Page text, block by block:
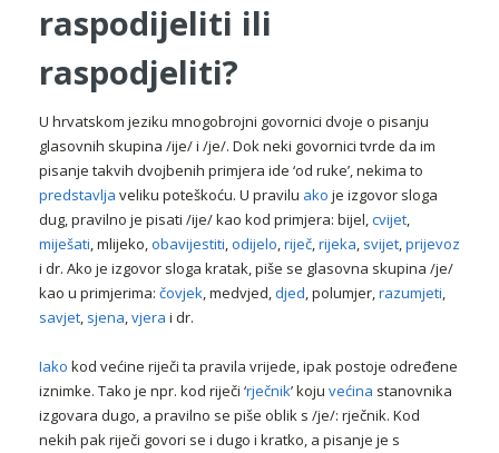
raspodijeliti ili
raspodjeliti?
U hrvatskom jeziku mnogobrojni govornici dvoje o pisanju
glasovnih skupina /ije/ i /je/. Dok neki govornici tvrde da im
pisanje takvih dvojbenih primjera ide ‘od ruke’, nekima to
predstavlja veliku poteškoću. U pravilu ako je izgovor sloga
dug, pravilno je pisati /ije/ kao kod primjera: bijel,cvijet,
miješati, mlijeko,obavijestiti,odijelo,riječ,rijeka, svijet,prijevoz
i dr. Ako je izgovor sloga kratak, piše se glasovna skupina /je/
kao u primjerima: čovjek, medvjed,djed, polumjer,razumjeti,
savjet, sjena,vjera i dr.
Iako kod većine riječi ta pravila vrijede, ipak postoje određene
iznimke. Tako je npr. kod riječi ‘rječnik’ koju većina stanovnika
izgovara dugo, a pravilno se piše oblik s /je/: rječnik. Kod
nekih pak riječi govori se i dugo i kratko, a pisanje je s